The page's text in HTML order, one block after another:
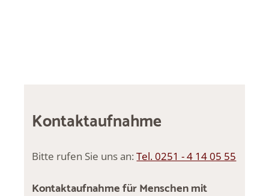
Kontaktaufnahme
Bitte rufen Sie uns an:Tel. 0251 - 4 14 05 55
Kontaktaufnahme für Menschen mit